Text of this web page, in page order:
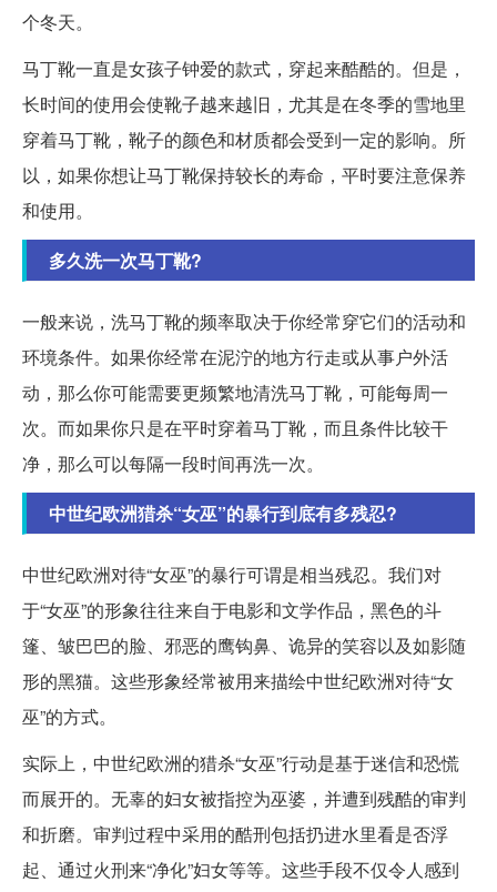
个冬天。
马丁靴一直是女孩子钟爱的款式，穿起来酷酷的。但是，
长时间的使用会使靴子越来越旧，尤其是在冬季的雪地里
穿着马丁靴，靴子的颜色和材质都会受到一定的影响。所
以，如果你想让马丁靴保持较长的寿命，平时要注意保养
和使用。
多久洗一次马丁靴?
一般来说，洗马丁靴的频率取决于你经常穿它们的活动和
环境条件。如果你经常在泥泞的地方行走或从事户外活
动，那么你可能需要更频繁地清洗马丁靴，可能每周一
次。而如果你只是在平时穿着马丁靴，而且条件比较干
净，那么可以每隔一段时间再洗一次。
中世纪欧洲猎杀“女巫”的暴行到底有多残忍?
中世纪欧洲对待“女巫”的暴行可谓是相当残忍。我们对
于“女巫”的形象往往来自于电影和文学作品，黑色的斗
篷、皱巴巴的脸、邪恶的鹰钩鼻、诡异的笑容以及如影随
形的黑猫。这些形象经常被用来描绘中世纪欧洲对待“女
巫”的方式。
实际上，中世纪欧洲的猎杀“女巫”行动是基于迷信和恐慌
而展开的。无辜的妇女被指控为巫婆，并遭到残酷的审判
和折磨。审判过程中采用的酷刑包括扔进水里看是否浮
起、通过火刑来“净化”妇女等等。这些手段不仅令人感到